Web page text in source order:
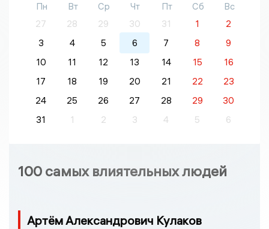
Пн Вт Ср Чт Пт Сб
Вс
27
28 29 30 31 1
2
3
4 5 6 7 8
9
10
11 12 13 14 15
16
17
18 19 20 21 22
23
24
25 26 27 28 29
30
31
1 2 3 4 5 6
100 самых влиятельных людей
Артём Александрович Кулаков